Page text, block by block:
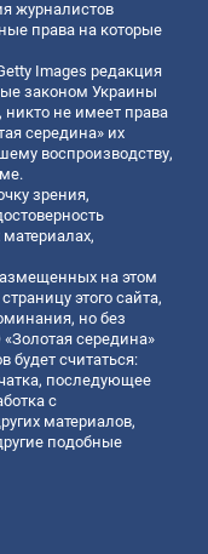
журналистов
права на которые
Images редакция
законом Украины
никто не имеет права
середина» их
воспроизводству,
зрения,
на этом
этого сайта,
но без
середина»
считаться:
последующее
с
материалов,
подобные